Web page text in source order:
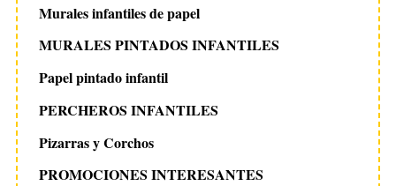
Murales infantiles de papel
MURALES PINTADOS INFANTILES
Papel pintado infantil
PERCHEROS INFANTILES
Pizarras y Corchos
PROMOCIONES INTERESANTES